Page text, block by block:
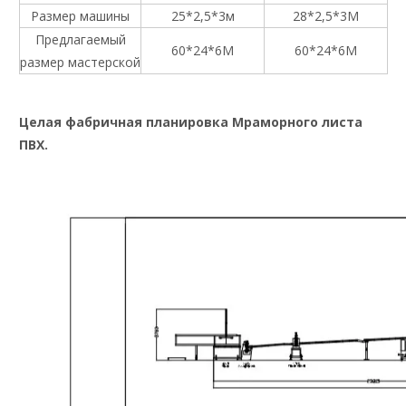
Размер машины
25*2,5*3м
28*2,5*3M
Предлагаемый
размер мастерской
60*24*6M 60*24*6M
Целая фабричная планировка Мраморного листа
ПВХ.